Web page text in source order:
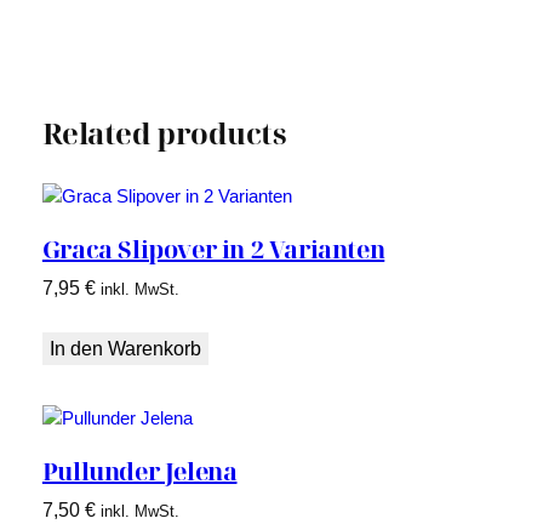
Related products
Graca Slipover in 2 Varianten
7,95 € inkl. MwSt.
In den Warenkorb
Pullunder Jelena
7,50 € inkl. MwSt.